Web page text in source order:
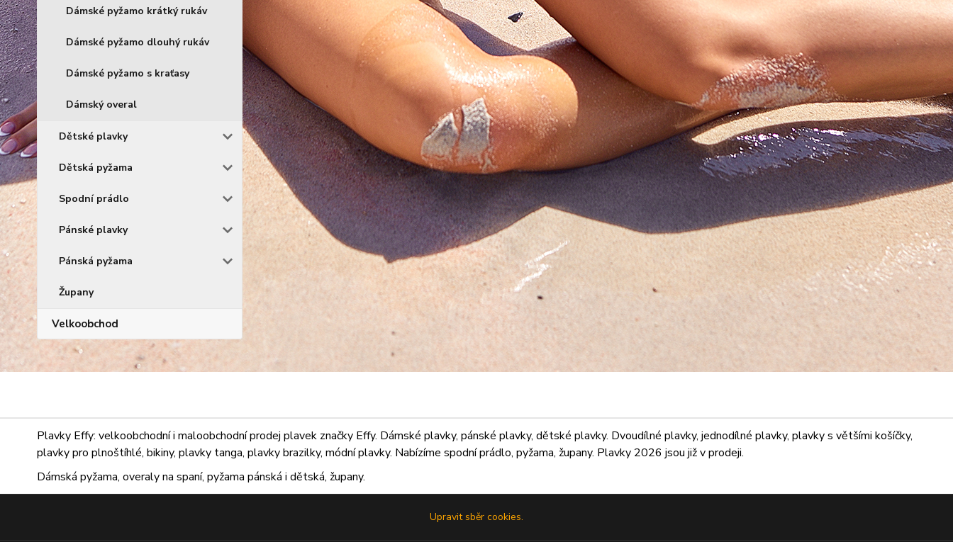
Dámské pyžamo krátký rukáv
Dámské pyžamo dlouhý rukáv
Dámské pyžamo s kraťasy
Dámský overal
Dětské plavky
Dětská pyžama
Spodní prádlo
Pánské plavky
Pánská pyžama
Župany
Velkoobchod
Plavky Effy: velkoobchodní i maloobchodní prodej plavek značky Effy. Dámské plavky, pánské plavky, dětské plavky. Dvoudílné plavky, jednodílné plavky, plavky s většími košíčky,
plavky pro plnoštíhlé, bikiny, plavky tanga, plavky brazilky, módní plavky. Nabízíme spodní prádlo, pyžama, župany. Plavky 2026 jsou již v prodeji.
Dámská pyžama, overaly na spaní, pyžama pánská i dětská, župany.
Upravit sběr cookies.